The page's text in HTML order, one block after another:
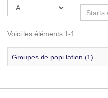
Voici les éléments 1-1
Groupes de population (1)